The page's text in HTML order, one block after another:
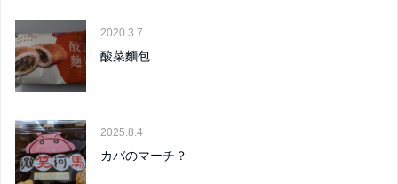
2020.3.7
酸菜麵包
2025.8.4
カバのマーチ？